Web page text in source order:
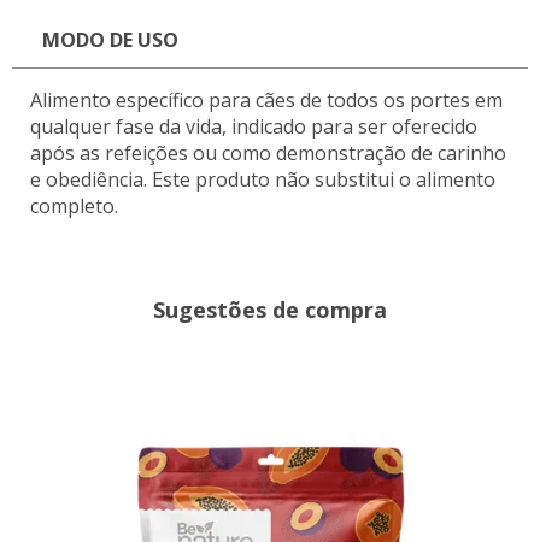
MODO DE USO
Alimento específico para cães de todos os portes em
qualquer fase da vida, indicado para ser oferecido
após as refeições ou como demonstração de carinho
e obediência. Este produto não substitui o alimento
completo.
Sugestões de compra